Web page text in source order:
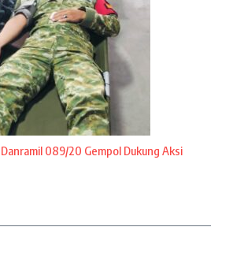
089/20 Gempol Dukung Aksi